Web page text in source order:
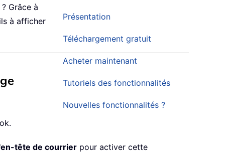
Présentation
Téléchargement gratuit
Acheter maintenant
Tutoriels des fonctionnalités
Nouvelles fonctionnalités ?
Grâce à
à afficher
tête de courrier pour activer cette